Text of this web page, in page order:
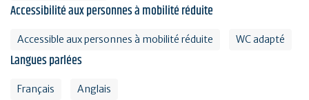
Accessibilité aux personnes à mobilité réduite
Accessible aux personnes à mobilité réduite WC adapté
Langues parlées
Français Anglais